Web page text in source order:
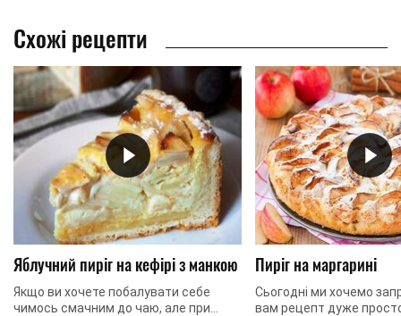
Схожі рецепти
Яблучний пиріг на кефірі з манкою
Якщо ви хочете побалувати себе
чимось смачним до чаю, але при
Пиріг на маргарині
Сьогодні ми хочемо
вам рецепт дуже